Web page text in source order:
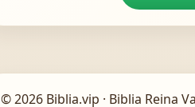
© 2026 Biblia.vip · Biblia Reina